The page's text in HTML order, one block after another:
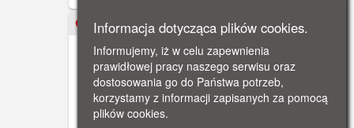
widoczna elektrownia na Wyspie
Ołowianka,
ok. 1899
Informacja dotycząca plików cookies.
Informujemy, iż w celu zapewnienia
prawidłowej pracy naszego serwisu oraz
dostosowania go do Państwa potrzeb,
korzystamy z informacji zapisanych za pomocą
plików cookies.